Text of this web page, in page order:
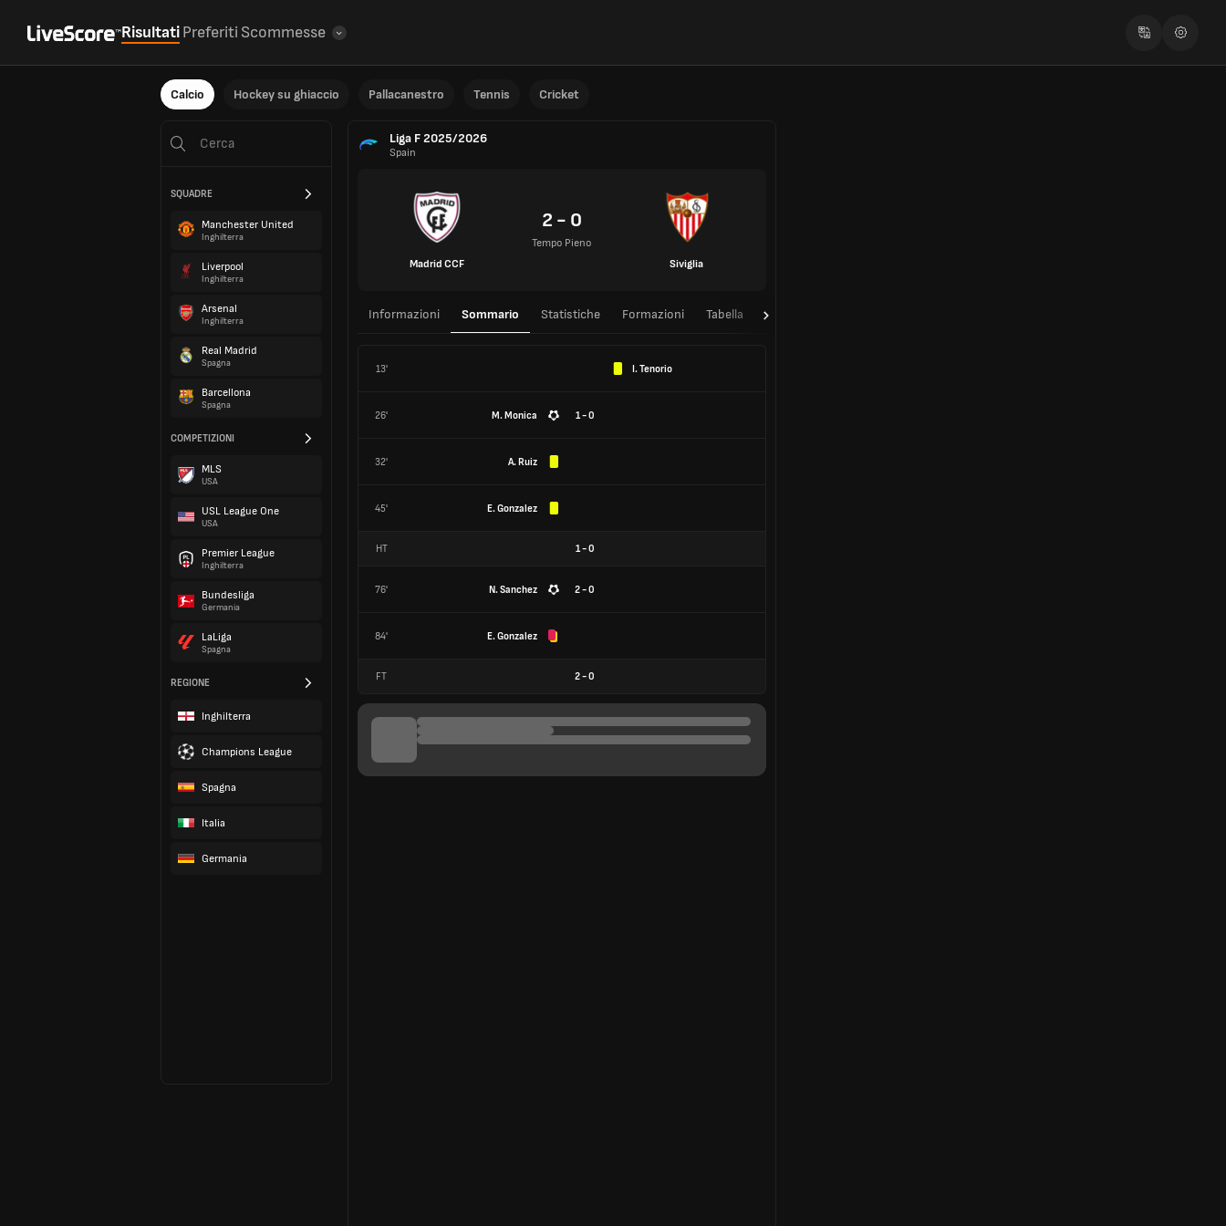
RisultatiPreferiti Scommesse
Calcio Hockey su ghiaccio Pallacanestro Tennis Cricket
SQUADRE
Manchester United
Inghilterra
Liverpool
Inghilterra
Arsenal
Inghilterra
Real Madrid
Spagna
Barcellona
Spagna
COMPETIZIONI
MLS
USA
USL League One
USA
Premier League
Inghilterra
Bundesliga
Germania
LaLiga
Spagna
REGIONE
Inghilterra
Champions League
Spagna
Italia
Germania
Liga F 2025/2026
Spain
Madrid CCF
2 - 0
Tempo Pieno
Siviglia
Informazioni Sommario Statistiche Formazioni Tabella T/T
13' I. Tenorio
26' M. Monica 1 - 0
32' A. Ruiz
45' E. Gonzalez
HT 1-0
76' N. Sanchez 2 - 0
84' E. Gonzalez
FT 2-0